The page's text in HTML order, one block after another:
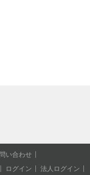
い合わせ
ログイン
法人ログイン